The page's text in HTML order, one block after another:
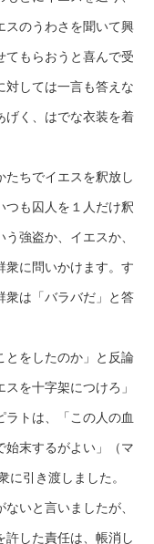
スのうわさを聞いて興
てもらおうと喜んで受
対しては一言も答えな
げく、はでな衣装を着
たちでイエスを釈放し
つも囚人を１人だけ釈
強盗か、イエスか、
衆に問いかけます。す
衆は「バラバだ」と答
とをしたのか」と反論
を十字架につけろ」
ラトは、「この人の血
始末するがよい」（マ
に引き渡しました。
いと言いましたが、
許した責任は、帳消し